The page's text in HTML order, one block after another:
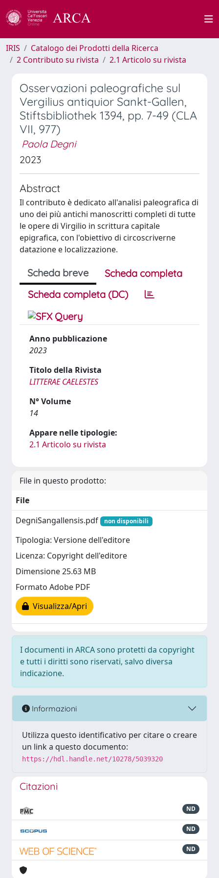
IRIS
Catalogo dei Prodotti della Ricerca
2 Contributo su rivista
2.1 Articolo su rivista
Osservazioni paleografiche sul
Vergilius antiquior Sankt-Gallen,
Stiftsbibliothek 1394, pp. 7-49 (CLA
VII, 977)
Paola Degni
2023
Abstract
Il contributo è dedicato all'analisi paleografica di
uno dei più antichi manoscritti completi di tutte
le opere di Virgilio in scrittura capitale
epigrafica, con l'obiettivo di circoscriverne
datazione e localizzazione.
Scheda breve
Scheda completa
Scheda completa (DC)
Anno pubblicazione
2023
Titolo della Rivista
LITTERAE CAELESTES
N° Volume
14
Appare nelle tipologie:
2.1 Articolo su rivista
File in questo prodotto:
File
DegniSangallensis.pdf
non disponibili
Tipologia: Versione dell'editore
Licenza: Copyright dell'editore
Dimensione 25.63 MB
Formato Adobe PDF
Visualizza/Apri
I documenti in ARCA sono protetti da copyright
e tutti i diritti sono riservati, salvo diversa
indicazione.
Informazioni
Utilizza questo identificativo per citare o creare
un link a questo documento:
https://hdl.handle.net/10278/5039320
Citazioni
ND
ND
ND